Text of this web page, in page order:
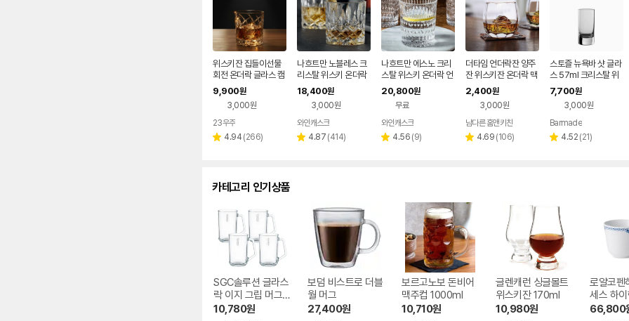
위스키잔 집들이선물
회전 온더락 글라스 캠
핑용 유리컵 언더락 양
주잔 칵테일
9,900원
3,000원
23우주
별 4.94 리
(266)
나흐트만 노블레스 크
리스탈 위스키 온더락
언더락 양주잔 싱글 1
개 240ml
18,400원
3,000원
페이
와인캐스크
별 4.87 리
(414)
나흐트만 에스노 크리
스탈 위스키 온더락 언
더락 양주잔 1개 294
ml
20,800원
무료
페이
와인캐스크
별 4.56 리
(9)
더타임 언더락잔 양주
잔 위스키잔 온더락 맥
주 하이볼 크리스탈 싱
글몰트
2,400원
3,000원
남다른 홈앤키친
별 4.69 리
(106)
스토즐 뉴욕바 샷 글라
스 57ml 크리스탈 위
스키 샷잔 스트레이트
양주잔
7,700원
3,000원
Barmade
별 4.52 리
(21)
카테고리 인기상품
SGC솔루션 글라스
락 이지 그립 머그
컵 480ml
10,780원
보덤 비스트로 더블
월 머그
27,400원
보르고노보 돈비어
맥주컵 1000ml
10,710원
글렌캐런 싱글몰트
위스키잔 170ml
10,980원
로얄코펜
세스 하
330ml
66,800